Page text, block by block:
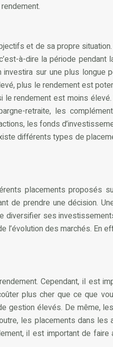
et de sa propre situation.
à-dire la période pendant
sur une plus longue
plus le rendement est
le rendement est moins
retraite, les
les fonds
différents types de
placements proposés
de prendre une décision.
diversifier ses
des marchés. En
Cependant, il est
plus cher que ce que
gestion élevés. De même,
les placements dans les
il est important de faire